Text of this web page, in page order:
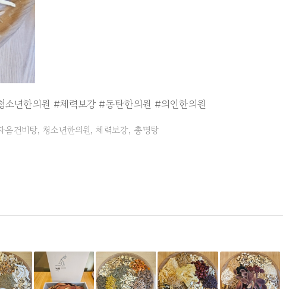
소년한의원 #체력보강 #동탄한의원 #의인한의원
음건비탕, 청소년한의원, 체력보강, 총명탕